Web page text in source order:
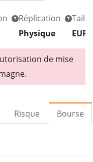
Réplication
Physique
EUR
de mise
Risque Bourse